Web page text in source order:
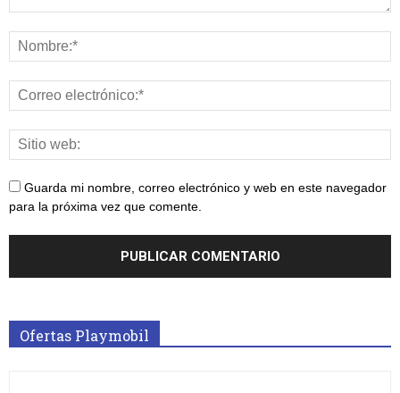
Guarda mi nombre, correo electrónico y web en este navegador
para la próxima vez que comente.
Ofertas Playmobil